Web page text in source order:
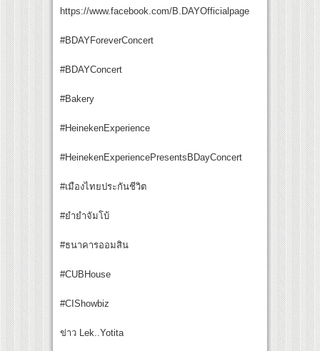
https://www.facebook.com/B.DAYOfficialpage
#BDAYForeverConcert
#BDAYConcert
#Bakery
#HeinekenExperience
#HeinekenExperiencePresentsBDayConcert
#เมืองไทยประกันชีวิต
#ยำยำจัมโบ้
#ธนาคารออมสิน
#CUBHouse
#CIShowbiz
ข่าว Lek..Yotita